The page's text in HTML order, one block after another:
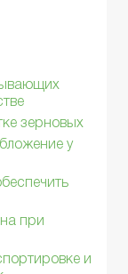
зерновых
у
при
и